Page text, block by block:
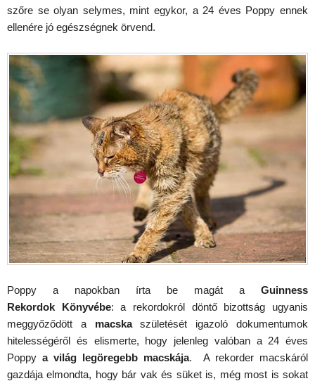
szőre se olyan selymes, mint egykor, a 24 éves Poppy ennek
ellenére jó egészségnek örvend.
Poppy a napokban írta be magát a Guinness
Rekordok
Könyvébe: a rekordokról döntő bizottság ugyanis
meggyőződött a macskaszületését igazoló dokumentumok
hitelességéről és elismerte, hogy jelenleg valóban a 24 éves
Poppy a világ legöregebb macskája. A rekorder macskáról
gazdája elmondta, hogy bár vak és süket is, még most is sokat